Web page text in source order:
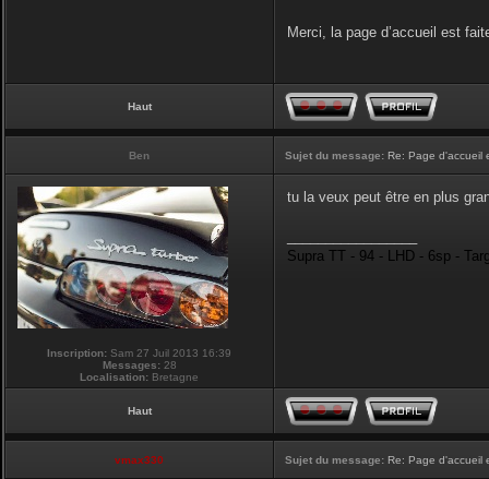
Merci, la page d’accueil est
Haut
Ben Sujet du message: Re: Page d'accueil
Inscription: Sam 27 Juil 2013 16:39
Messages: 28
Localisation: Bretagne
tu la veux peut être en plus
Supra TT - 94 - LHD - 6sp -
Haut
vmax330 Sujet du message: Re: Page d'accueil